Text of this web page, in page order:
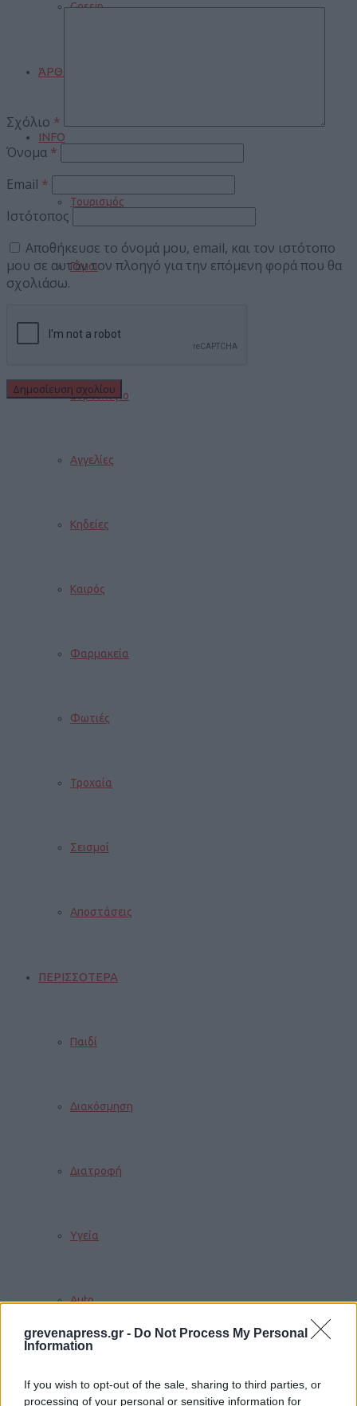
grevenapress.gr - Do Not Process My Personal
Information
If you wish to opt-out of the sale, sharing to third parties, or
processing of your personal or sensitive information for
Gossip
ΆΡΘΡΑ
INFO
Τουρισμός
Γάμοι
Δρομολόγια
Εορτολόγιο
Αγγελίες
Κηδείες
Καιρός
Φαρμακεία
Φωτιές
Τροχαία
Σεισμοί
Αποστάσεις
ΠΕΡΙΣΣΟΤΕΡΑ
Παιδί
Διακόσμηση
Διατροφή
Υγεία
Auto
Σχόλιο *
Όνομα *
Email *
Ιστότοπος
Αποθήκευσε το όνομά μου, email, και τον ιστότοπο
μου σε αυτόν τον πλοηγό για την επόμενη φορά που θα
σχολιάσω.